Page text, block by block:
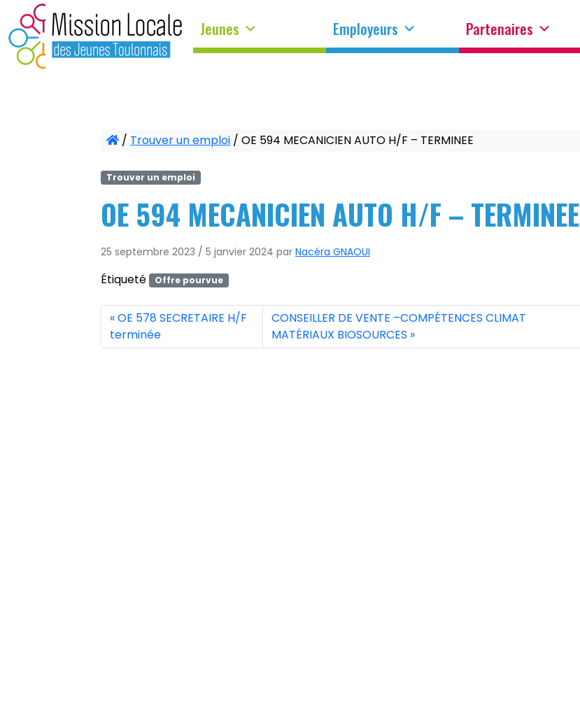
Jeunes Employeurs Partenaires
/ Trouver un emploi / OE 594 MECANICIEN AUTO H/F – TERMINEE
Trouver un emploi
OE 594 MECANICIEN AUTO H/F – TERMINEE
25 septembre 2023 / 5 janvier 2024 par Nacéra GNAOUI
Étiqueté Offre pourvue
OE 578 SECRETAIRE H/F
terminée
CONSEILLER DE VENTE –COMPÉTENCES CLIMAT
MATÉRIAUX BIOSOURCES
Panneau de gestion des cookies